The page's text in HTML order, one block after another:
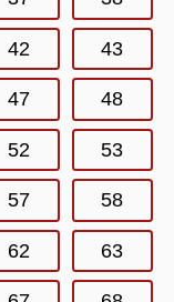
42 43
47 48
52 53
57 58
62 63